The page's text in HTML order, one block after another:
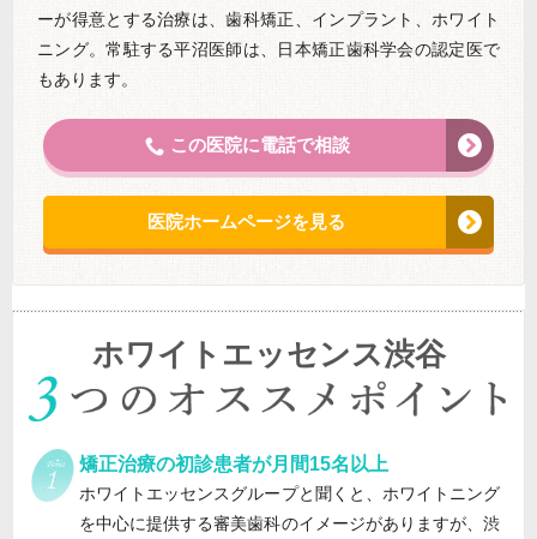
ーが得意とする治療は、歯科矯正、インプラント、ホワイト
ニング。常駐する平沼医師は、日本矯正歯科学会の認定医で
もあります。
この医院に電話で相談
医院ホームページを見る
ホワイトエッセンス渋谷
矯正治療の初診患者が月間15名以上
ホワイトエッセンスグループと聞くと、ホワイトニング
を中心に提供する審美歯科のイメージがありますが、渋